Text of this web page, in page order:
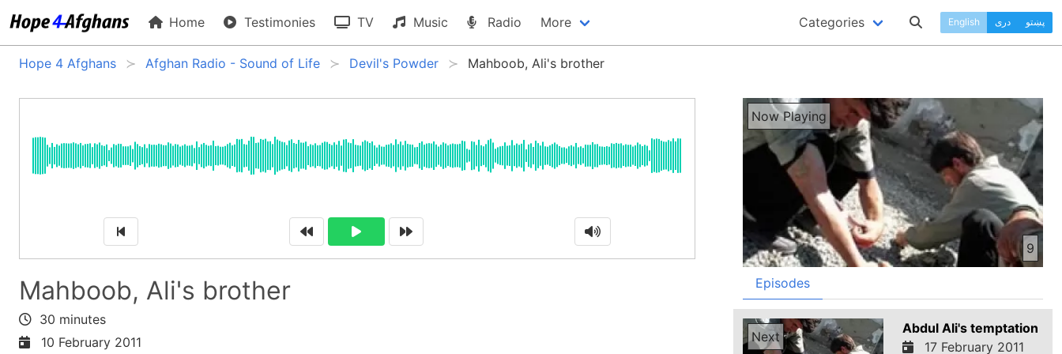
Home Testimonies TV Music Radio More Categories English دری پښتو
Hope 4 Afghans Afghan Radio - Sound of Life Devil's Powder Mahboob, Ali's brother
Mahboob, Ali's brother
30 minutes
10 February 2011
Now Playing
9
Episodes
Next
Abdul Ali's temptation
17 February 2011